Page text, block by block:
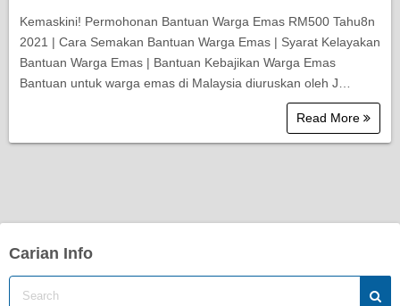
Kemaskini! Permohonan Bantuan Warga Emas RM500 Tahu8n
2021 | Cara Semakan Bantuan Warga Emas | Syarat Kelayakan
Bantuan Warga Emas | Bantuan Kebajikan Warga Emas
Bantuan untuk warga emas di Malaysia diuruskan oleh J…
Read More
Carian Info